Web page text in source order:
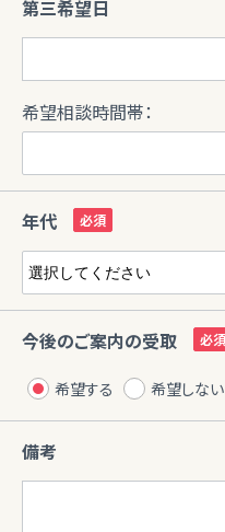
第三希望日
希望相談時間帯：
年代
今後のご案内の受取
希望する 希望しない
備考